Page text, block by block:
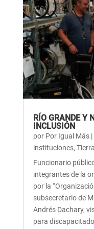
RÍO GRANDE Y
INCLUSIÓN
por Por Igual Más|
instituciones,
Funcionario
integrantes de la
por la
subsecretario de
Andrés Dachary,
para